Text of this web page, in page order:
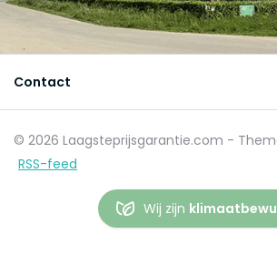
Contact
© 2026 Laagsteprijsgarantie.com -
RSS-feed
Wij zijn